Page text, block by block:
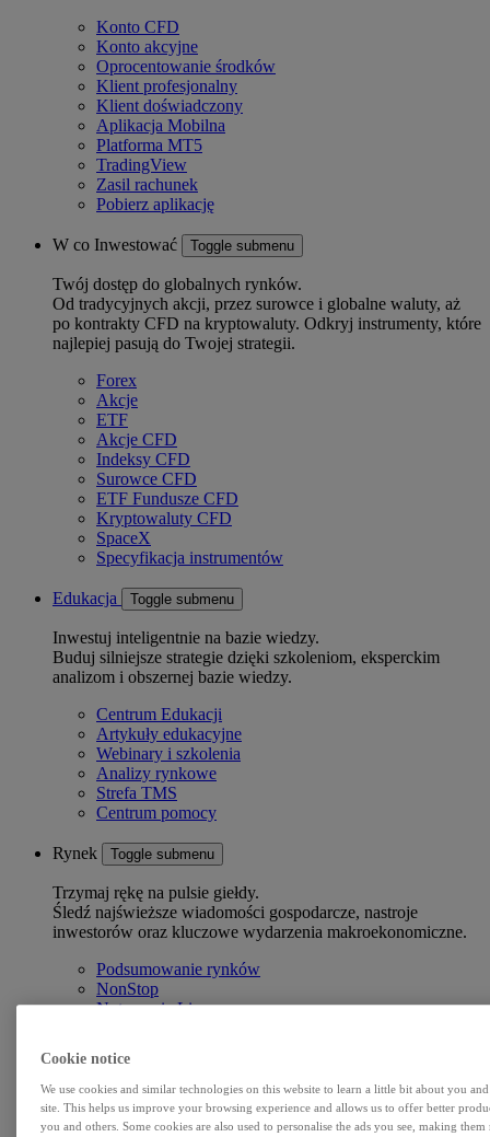
Konto CFD
Konto akcyjne
Oprocentowanie środków
Klient profesjonalny
Klient doświadczony
Aplikacja Mobilna
Platforma MT5
TradingView
Zasil rachunek
Pobierz aplikację
W co Inwestować Toggle submenu
Twój dostęp do globalnych rynków.
Od tradycyjnych akcji, przez surowce i globalne waluty, aż
po kontrakty CFD na kryptowaluty. Odkryj instrumenty, które
najlepiej pasują do Twojej strategii.
Forex
Akcje
ETF
Akcje CFD
Indeksy CFD
Surowce CFD
ETF Fundusze CFD
Kryptowaluty CFD
SpaceX
Specyfikacja instrumentów
Edukacja Toggle submenu
Inwestuj inteligentnie na bazie wiedzy.
Buduj silniejsze strategie dzięki szkoleniom, eksperckim
analizom i obszernej bazie wiedzy.
Centrum Edukacji
Artykuły edukacyjne
Webinary i szkolenia
Analizy rynkowe
Strefa TMS
Centrum pomocy
Rynek Toggle submenu
Trzymaj rękę na pulsie giełdy.
Śledź najświeższe wiadomości gospodarcze, nastroje
inwestorów oraz kluczowe wydarzenia makroekonomiczne.
Podsumowanie rynków
NonStop
Notowania Live
Kalendarz rynkowy
Zdarzenia korporacyjne
Sentyment Klientów
Rolowania
Cookie notice
We use cookies and similar technologies on this website to learn a little bit about you
site. This helps us improve your browsing experience and allows us to offer better
you and others. Some cookies are also used to personalise the ads you see, making